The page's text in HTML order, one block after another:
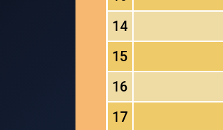
14
15
16
17